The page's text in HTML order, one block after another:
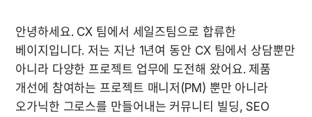
안녕하세요. CX 팀에서 세일즈팀으로 합류한
베이지입니다. 저는 지난 1년여 동안 CX 팀에서 상담뿐만
아니라 다양한 프로젝트 업무에 도전해 왔어요. 제품
개선에 참여하는 프로젝트 매니저(PM) 뿐만 아니라
오가닉한 그로스를 만들어내는 커뮤니티 빌딩, SEO